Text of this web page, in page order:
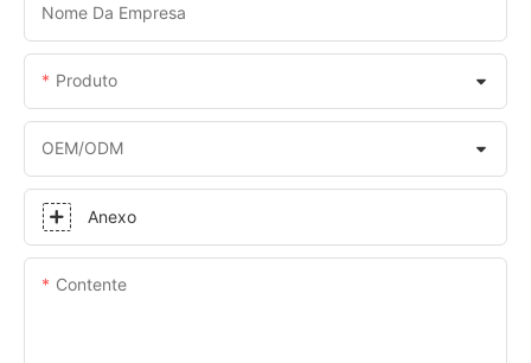
Nome Da Empresa
Produto
OEM/ODM
Anexo
Contente